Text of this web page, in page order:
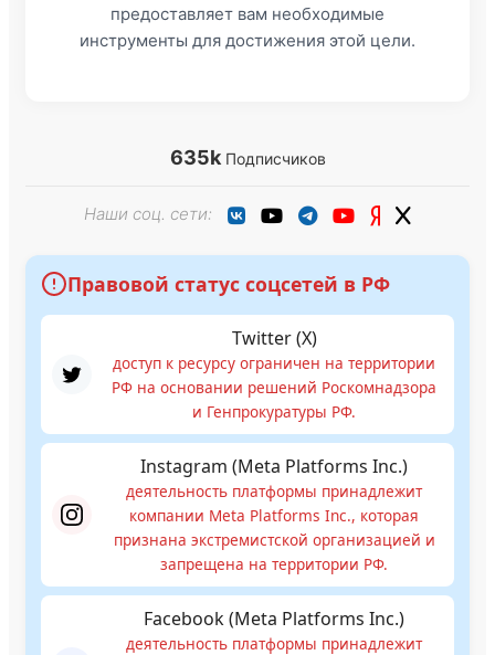
предоставляет вам необходимые
инструменты для достижения этой цели.
635kПодписчиков
Наши соц. сети:
Правовой статус соцсетей в РФ
Twitter (X)
доступ к ресурсу ограничен на территории
РФ на основании решений Роскомнадзора
и Генпрокуратуры РФ.
Instagram (Meta Platforms Inc.)
деятельность платформы принадлежит
компании Meta Platforms Inc., которая
признана экстремистской организацией и
запрещена на территории РФ.
Facebook (Meta Platforms Inc.)
деятельность платформы принадлежит